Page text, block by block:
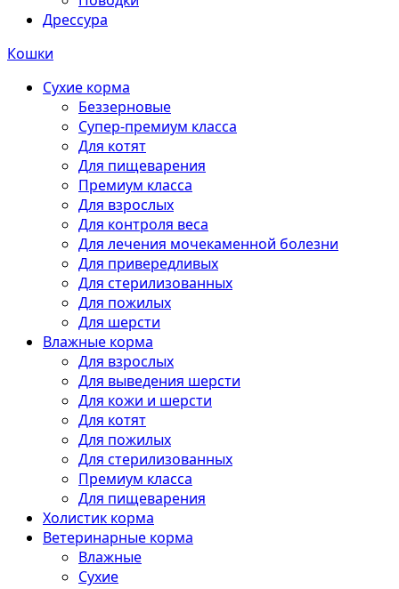
Дрессура
Кошки
Сухие корма
Беззерновые
Супер-премиум класса
Для котят
Для пищеварения
Премиум класса
Для взрослых
Для контроля веса
Для лечения мочекаменной болезни
Для привередливых
Для стерилизованных
Для пожилых
Для шерсти
Влажные корма
Для взрослых
Для выведения шерсти
Для кожи и шерсти
Для котят
Для пожилых
Для стерилизованных
Премиум класса
Для пищеварения
Холистик корма
Ветеринарные корма
Влажные
Сухие